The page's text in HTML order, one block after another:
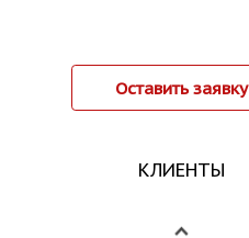
Оставить заявку
КЛИЕНТЫ